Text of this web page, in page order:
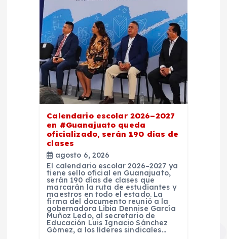
Calendario escolar 2026–2027
en #Guanajuato queda
oficializado, serán 190 días de
clases
agosto 6, 2026
El calendario escolar 2026–2027 ya
tiene sello oficial en Guanajuato,
serán 190 días de clases que
marcarán la ruta de estudiantes y
maestros en todo el estado. La
firma del documento reunió a la
gobernadora Libia Dennise García
Muñoz Ledo, al secretario de
Educación Luis Ignacio Sánchez
Gómez, a los líderes sindicales…